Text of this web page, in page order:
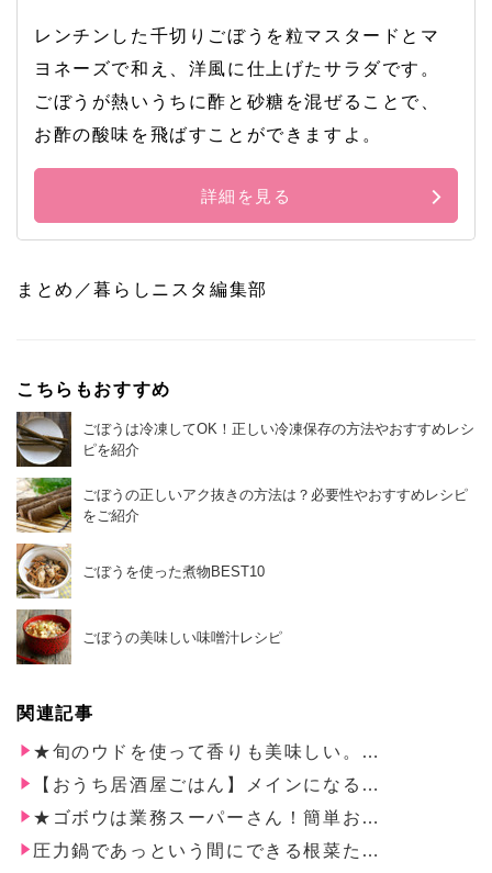
レンチンした千切りごぼうを粒マスタードとマ
ヨネーズで和え、洋風に仕上げたサラダです。
ごぼうが熱いうちに酢と砂糖を混ぜることで、
お酢の酸味を飛ばすことができますよ。
詳細を見る
まとめ／暮らしニスタ編集部
こちらもおすすめ
ごぼうは冷凍してOK！正しい冷凍保存の方法やおすすめレシ
ピを紹介
ごぼうの正しいアク抜きの方法は？必要性やおすすめレシピ
をご紹介
ごぼうを使った煮物BEST10
ごぼうの美味しい味噌汁レシピ
関連記事
★旬のウドを使って香りも美味しい。…
【おうち居酒屋ごはん】メインになる…
★ゴボウは業務スーパーさん！簡単お…
圧力鍋であっという間にできる根菜た…